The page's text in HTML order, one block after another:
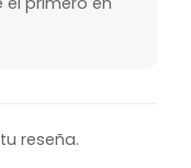
reseña.